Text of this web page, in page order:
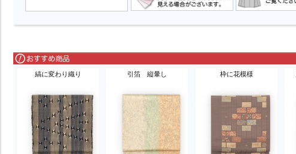
縞に変わり織り 引箔 縦暈し 枠に花模様